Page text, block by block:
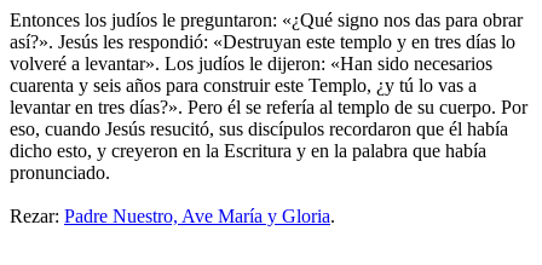
Entonces los judíos le preguntaron: «¿Qué signo nos das para obrar
así?». Jesús les respondió: «Destruyan este templo y en tres días lo
volveré a levantar». Los judíos le dijeron: «Han sido necesarios
cuarenta y seis años para construir este Templo, ¿y tú lo vas a
levantar en tres días?». Pero él se refería al templo de su cuerpo. Por
eso, cuando Jesús resucitó, sus discípulos recordaron que él había
dicho esto, y creyeron en la Escritura y en la palabra que había
pronunciado.
Rezar: Padre Nuestro, Ave María y Gloria.